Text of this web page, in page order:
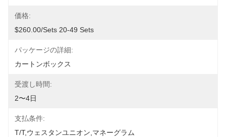
価格:
$260.00/sets 20-49 Sets
パッケージの詳細:
カートンボックス
受渡し時間:
2〜4日
支払条件:
T/T,ウェスタンユニオン,マネーグラム